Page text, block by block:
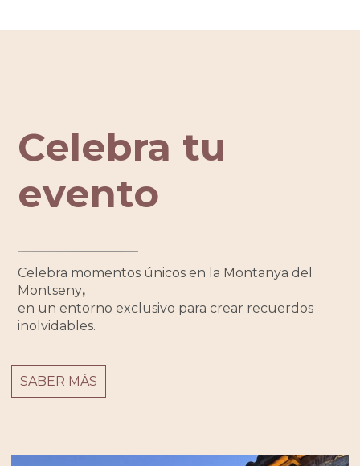
Celebra tu
evento
Celebra momentos únicos en la Montanya del
Montseny,
en un entorno exclusivo para crear recuerdos
inolvidables.
SABER MÁS